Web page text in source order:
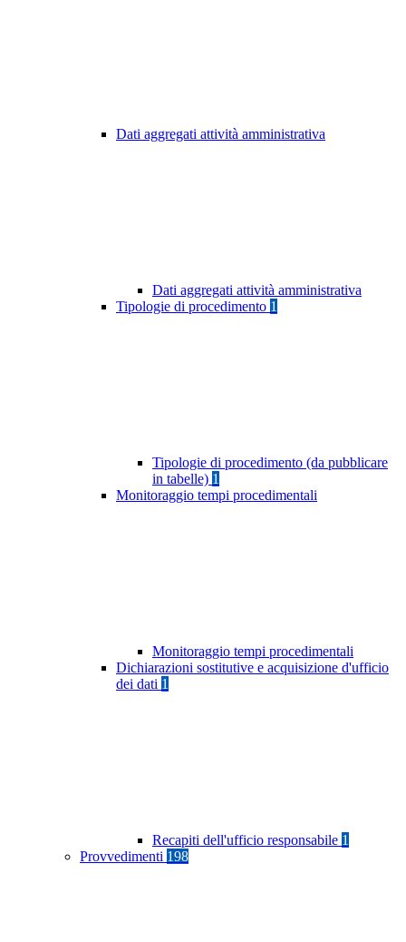
Dati aggregati attività amministrativa
Dati aggregati attività amministrativa
Tipologie di procedimento 1
Tipologie di procedimento (da pubblicare
in tabelle) 1
Monitoraggio tempi procedimentali
Monitoraggio tempi procedimentali
Dichiarazioni sostitutive e acquisizione d'ufficio
dei dati 1
Recapiti dell'ufficio responsabile 1
Provvedimenti 198